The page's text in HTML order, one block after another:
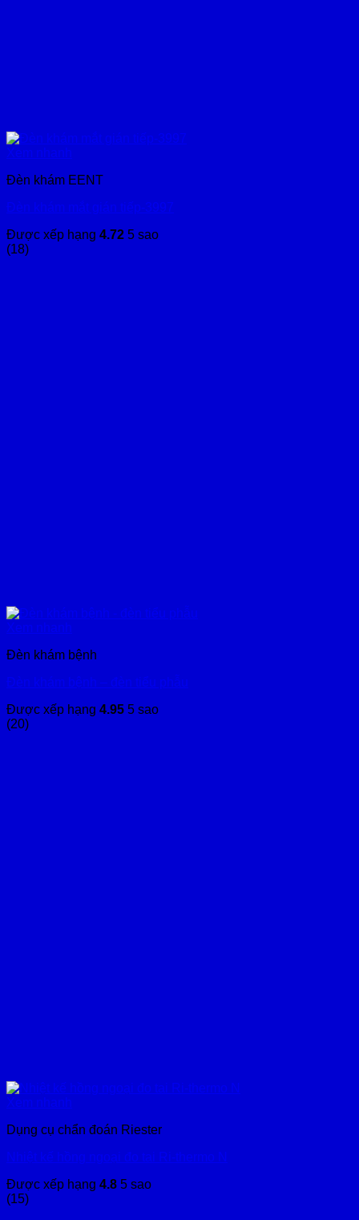
Xem nhanh
Đèn khám EENT
Đèn khám mắt gián tiếp-3997
Được xếp hạng 4.72 5 sao
(18)
Xem nhanh
Đèn khám bệnh
Đèn khám bệnh – đèn tiểu phẫu
Được xếp hạng 4.95 5 sao
(20)
Xem nhanh
Dụng cụ chẩn đoán Riester
Nhiệt kế hồng ngoại đo tai Ri-thermo N
Được xếp hạng 4.8 5 sao
(15)